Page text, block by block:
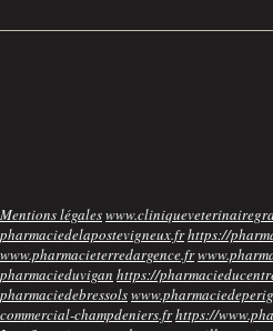
Mentions légales
pharmaciedelapostevigneux.frhttps://
www.pharmacieterredargence.fr
pharmacieduvigan https://
pharmaciedebressols
commercial-champdeniers.frhttps://